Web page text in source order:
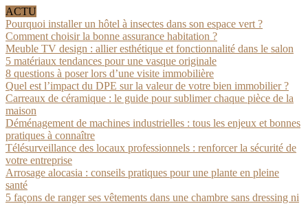
ACTU
Pourquoi installer un hôtel à insectes dans son espace vert ?
Comment choisir la bonne assurance habitation ?
Meuble TV design : allier esthétique et fonctionnalité dans le salon
5 matériaux tendances pour une vasque originale
8 questions à poser lors d’une visite immobilière
Quel est l’impact du DPE sur la valeur de votre bien immobilier ?
Carreaux de céramique : le guide pour sublimer chaque pièce de la
maison
Déménagement de machines industrielles : tous les enjeux et bonnes
pratiques à connaître
Télésurveillance des locaux professionnels : renforcer la sécurité de
votre entreprise
Arrosage alocasia : conseils pratiques pour une plante en pleine
santé
5 façons de ranger ses vêtements dans une chambre sans dressing ni